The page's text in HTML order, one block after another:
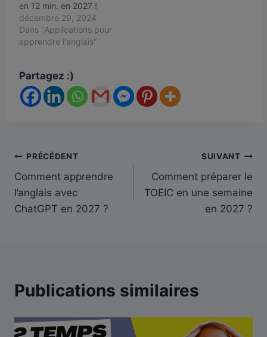
en 12 min. en 2027 !
décembre 29, 2024
Dans "Applications pour
apprendre l'anglais"
Partagez :)
Navigation
de
l’article
PRÉCÉDENT
Comment apprendre
l’anglais avec
ChatGPT en 2027 ?
SUIVANT
Comment préparer le
TOEIC en une semaine
en 2027 ?
Publications similaires